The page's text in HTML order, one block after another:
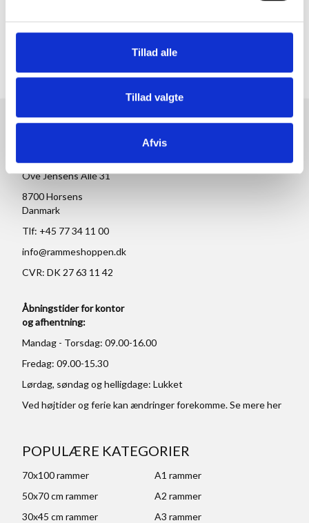
Tillad alle
Tillad valgte
Afvis
ANMELDELSER
Ove Jensens Allé 31
8700 Horsens
Danmark
Tlf: +45 77 34 11 00
info@rammeshoppen.dk
CVR: DK 27 63 11 42
Åbningstider for kontor
og afhentning:
Mandag - Torsdag: 09.00-16.00
Fredag: 09.00-15.30
Lørdag, søndag og helligdage: Lukket
Ved højtider og ferie kan ændringer forekomme. Se mereher
POPULÆRE KATEGORIER
70x100 rammer
A1 rammer
50x70 cm rammer
A2 rammer
30x45 cm rammer
A3 rammer